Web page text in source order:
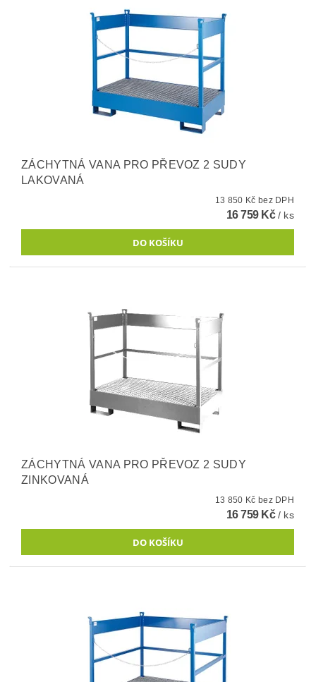
ZÁCHYTNÁ VANA PRO PŘEVOZ 2 SUDY
LAKOVANÁ
13 850 Kč bez DPH
16 759 Kč/ ks
ZÁCHYTNÁ VANA PRO PŘEVOZ 2 SUDY
ZINKOVANÁ
13 850 Kč bez DPH
16 759 Kč/ ks